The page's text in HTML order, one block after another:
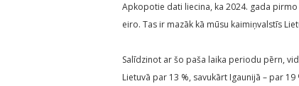
Apkopotie dati liecina, ka 2024. gada
eiro. Tas ir mazāk kā mūsu kaimiņvalstīs
Salīdzinot ar šo paša laika periodu pērn,
Lietuvā par 13 %, savukārt Igaunijā – par